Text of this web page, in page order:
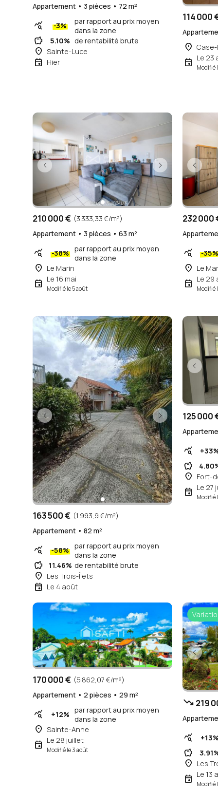
Appartement • 3 pièces • 72 m²
query_stats -3%
par rapport au prix moyen
dans la zone
savings 5.10% de rentabilité brute
place Sainte-Luce
event Hier
114 000
place
event Le 23
Modifié
210 000 € (3 333,33 €/m²)
Appartement • 3 pièces • 63 m²
query_stats -38%
par rapport au prix moyen
dans la zone
place Le Marin
event Le 16 mai
Modifié le 5 août
232 000
query_stats -
place Le
event Le 29
Modifié
163 500 € (1 993,9 €/m²)
Appartement • 82 m²
query_stats -58% par rapport au prix moyen
dans la zone
savings 11.46% de rentabilité brute
place Les Trois-Îlets
event Le 4 août
125 000
query_stats
savings
place Fort-
event Le 27
Modifié
170 000 € (5 862,07 €/m²)
Appartement • 2 pièces • 29 m²
query_stats +12% par rapport au prix moyen
dans la zone
place Sainte-Anne
event Le 28 juillet
Modifié le 3 août
trending_down 219
query_stats
savings
place Les
event Le 13
Modifié